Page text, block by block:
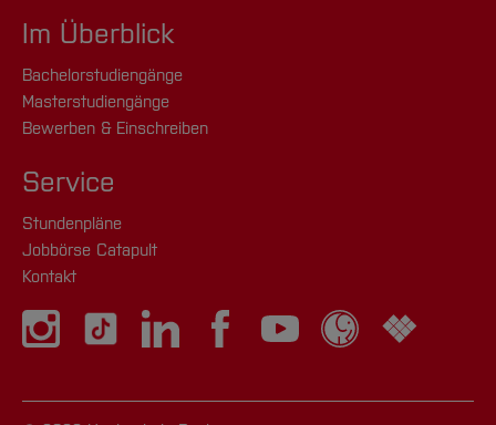
Im Überblick
Bachelorstudiengänge
Masterstudiengänge
Bewerben & Einschreiben
Service
Stundenpläne
Jobbörse Catapult
Kontakt